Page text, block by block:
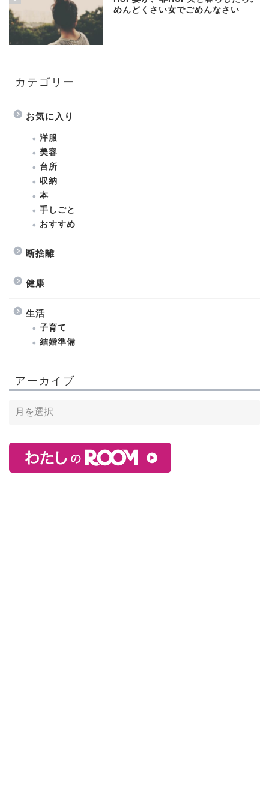
めんどくさい女でごめんなさい
カテゴリー
お気に入り
洋服
美容
台所
収納
本
手しごと
おすすめ
断捨離
健康
生活
子育て
結婚準備
アーカイブ